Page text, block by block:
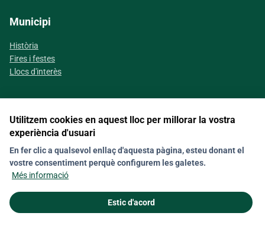
Municipi
Història
Fires i festes
Llocs d'interès
Segueix-nos a les xarxes socials
Política de galetes (Cookies)
Política de privacitat
Utilitzem cookies en aquest lloc per millorar la vostra
experiència d'usuari
En fer clic a qualsevol enllaç d'aquesta pàgina, esteu donant el
vostre consentiment perquè configurem les galetes.
Més informació
Estic d'acord